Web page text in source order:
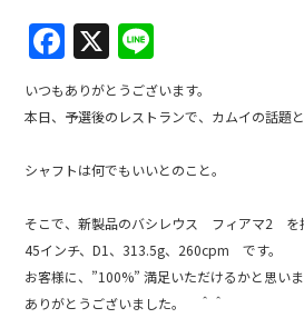
F
a
c
b
o
o
k
X
n
e
いつもありがとうございます。
本日、予選後のレストランで、カムイの話題
シャフトは何でもいいとのこと。
そこで、新製品のバシレウス フィアマ2 を
45インチ、D1、313.5g、260cpm です。
お客様に、”100%” 満足いただけるかと思いま
ありがとうございました。 ＾＾